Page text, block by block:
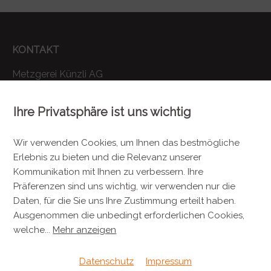
KONTAKT
Metzgerei Künzli AG
8143 Stallikon
info@metzgereikuenzli.ch
INFORMATIONEN
Kontakt
Verpackung & Versand
RECHTLICHES
Ihre Privatsphäre ist uns wichtig
Wir verwenden Cookies, um Ihnen das bestmögliche
Erlebnis zu bieten und die Relevanz unserer
Kommunikation mit Ihnen zu verbessern. Ihre
Präferenzen sind uns wichtig, wir verwenden nur die
Daten, für die Sie uns Ihre Zustimmung erteilt haben.
Ausgenommen die unbedingt erforderlichen Cookies,
welche... Mehr anzeigen
Datenschutz Impressum